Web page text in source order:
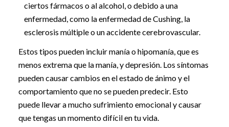
ciertos fármacos o al alcohol, o debido a una
enfermedad, como la enfermedad de Cushing, la
esclerosis múltiple o un accidente cerebrovascular.
Estos tipos pueden incluir manía o hipomanía, que es
menos extrema que la manía, y depresión. Los síntomas
pueden causar cambios en el estado de ánimo y el
comportamiento que no se pueden predecir. Esto
puede llevar a mucho sufrimiento emocional y causar
que tengas un momento difícil en tu vida.